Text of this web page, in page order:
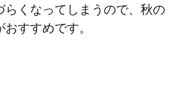
くなってしまうので、秋の
すすめです。